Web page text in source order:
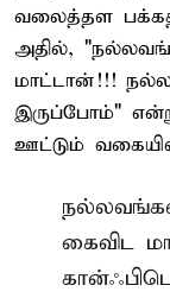
வலைத்தள
அதில்,
மாட்டான்!!!
இருப்போம்"
ஊட்டும் வகையில்
கைவிட